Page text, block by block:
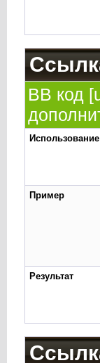
BB код
Использование
Пример
Результат